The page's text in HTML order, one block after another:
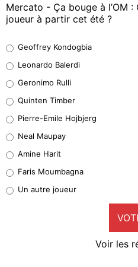
Mercato - Ça bouge à l’OM
joueur à partir cet été ?
38%
32%
4%
1%
9%
Geoffrey Kondogbia
Leonardo Balerdi
Geronimo Rulli
Quinten Timber
Pierre-Emile Hojbjerg
Neal Maupay
Amine Harit
Faris Moumbagna
Un autre joueur
Voir les